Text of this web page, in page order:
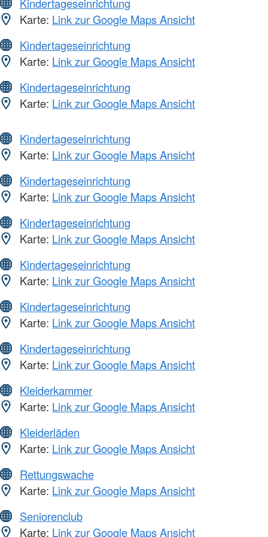
Kindertageseinrichtung
Karte: Link zur Google Maps Ansicht
Kindertageseinrichtung
Karte: Link zur Google Maps Ansicht
Kindertageseinrichtung
Karte: Link zur Google Maps Ansicht
Kindertageseinrichtung
Karte: Link zur Google Maps Ansicht
Kindertageseinrichtung
Karte: Link zur Google Maps Ansicht
Kindertageseinrichtung
Karte: Link zur Google Maps Ansicht
Kindertageseinrichtung
Karte: Link zur Google Maps Ansicht
Kindertageseinrichtung
Karte: Link zur Google Maps Ansicht
Kindertageseinrichtung
Karte: Link zur Google Maps Ansicht
Kleiderkammer
Karte: Link zur Google Maps Ansicht
Kleiderläden
Karte: Link zur Google Maps Ansicht
Rettungswache
Karte: Link zur Google Maps Ansicht
Seniorenclub
Karte: Link zur Google Maps Ansicht